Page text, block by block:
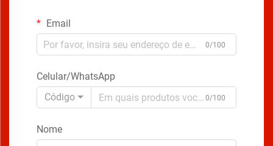
Email
0/100
Celular/WhatsApp
Código
0/100
Nome